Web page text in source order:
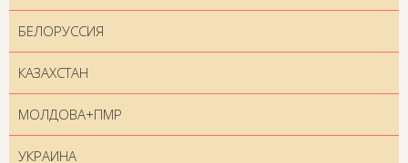
БЕЛОРУССИЯ
КАЗАХСТАН
МОЛДОВА+ПМР
УКРАИНА